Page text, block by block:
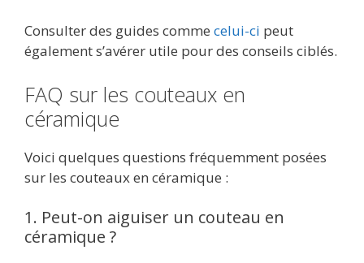
Consulter des guides comme celui-ci peut
également s’avérer utile pour des conseils ciblés.
FAQ sur les couteaux en
céramique
Voici quelques questions fréquemment posées
sur les couteaux en céramique :
1. Peut-on aiguiser un couteau en
céramique ?